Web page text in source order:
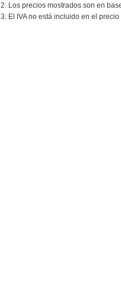
2. Los precios mostrados son en
3. El IVA no está incluido en el precio